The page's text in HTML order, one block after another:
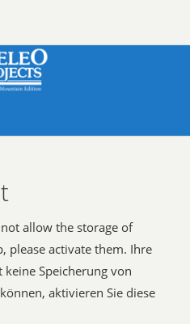
allow the storage of
please activate them. Ihre
Speicherung von
aktivieren Sie diese